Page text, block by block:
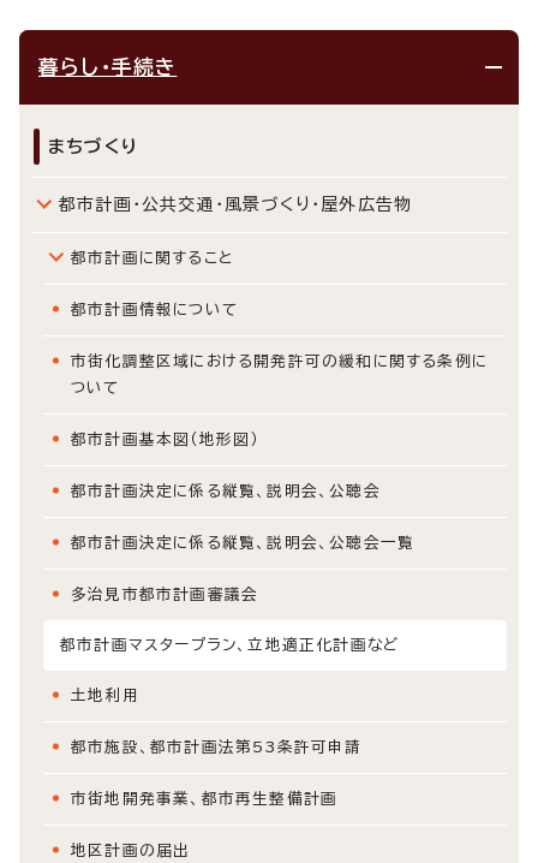
暮らし・手続き
まちづくり
都市計画・公共交通・風景づくり・屋外広告物
都市計画に関すること
都市計画情報について
市街化調整区域における開発許可の緩和に関する条例に
ついて
都市計画基本図（地形図）
都市計画決定に係る縦覧、説明会、公聴会
都市計画決定に係る縦覧、説明会、公聴会一覧
多治見市都市計画審議会
都市計画マスタープラン、立地適正化計画など
土地利用
都市施設、都市計画法第53条許可申請
市街地開発事業、都市再生整備計画
地区計画の届出